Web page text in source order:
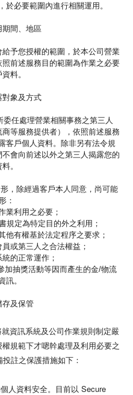
必要範圍內進行相關運用。
期間、地區
予您授權的範圍，於本公司營業
前述服務目的範圍為作業之必要
料。
對象及方式
任處理營業相關事務之第三人
商等服務提供者），依照前述服務
客戶個人資料。除非另有法令規
會向前述以外之第三人揭露您的
。
，除經過客戶本人同意，尚可能
形：
業利用之必要；
規定為特定目的外之利用；
他有權基於法定程序之要求；
或第三人之合法權益；
的正常運作；
加抽獎活動等因而產生的金/物流
訊。
存及保管
資訊系統及公司作業規則制定嚴
規範下才嗯幹處理及利用必要之
投註之保護措施如下：
人資料安全。目前以 Secure